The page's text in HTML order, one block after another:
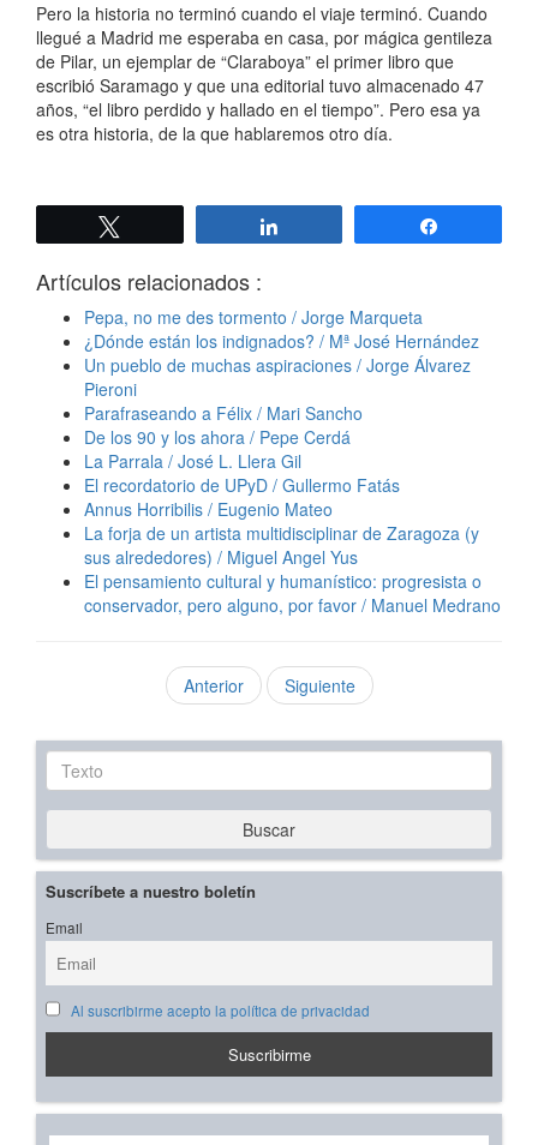
Pero la historia no terminó cuando el viaje terminó. Cuando
llegué a Madrid me esperaba en casa, por mágica gentileza
de Pilar, un ejemplar de “Claraboya” el primer libro que
escribió Saramago y que una editorial tuvo almacenado 47
años, “el libro perdido y hallado en el tiempo”. Pero esa ya
es otra historia, de la que hablaremos otro día.
Artículos relacionados :
Pepa, no me des tormento / Jorge Marqueta
¿Dónde están los indignados? / Mª José Hernández
Un pueblo de muchas aspiraciones / Jorge Álvarez
Pieroni
Parafraseando a Félix / Mari Sancho
De los 90 y los ahora / Pepe Cerdá
La Parrala / José L. Llera Gil
El recordatorio de UPyD / Gullermo Fatás
Annus Horribilis / Eugenio Mateo
La forja de un artista multidisciplinar de Zaragoza (y
sus alrededores) / Miguel Angel Yus
El pensamiento cultural y humanístico: progresista o
conservador, pero alguno, por favor / Manuel Medrano
Anterior Siguiente
Texto
Buscar
Suscríbete a nuestro boletín
Email
Al suscribirme acepto la política de privacidad